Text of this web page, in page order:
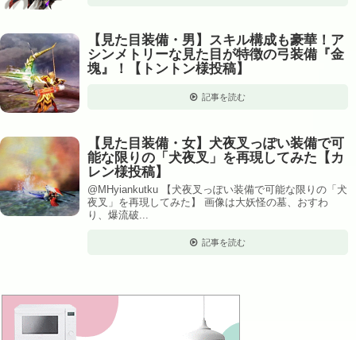
【見た目装備・男】スキル構成も豪華！ア
シンメトリーな見た目が特徴の弓装備『金
塊』！【トントン様投稿】
記事を読む
【見た目装備・女】犬夜叉っぽい装備で可
能な限りの「犬夜叉」を再現してみた【カ
レン様投稿】
@MHyiankutku 【犬夜叉っぽい装備で可能な限りの「犬
夜叉」を再現してみた】 画像は大妖怪の墓、おすわ
り、爆流破...
記事を読む